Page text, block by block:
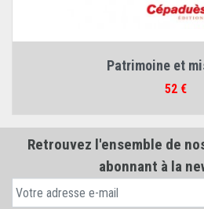
Patrimoine et
Prix
52 €
Retrouvez l'ensemble de
abonnant à la